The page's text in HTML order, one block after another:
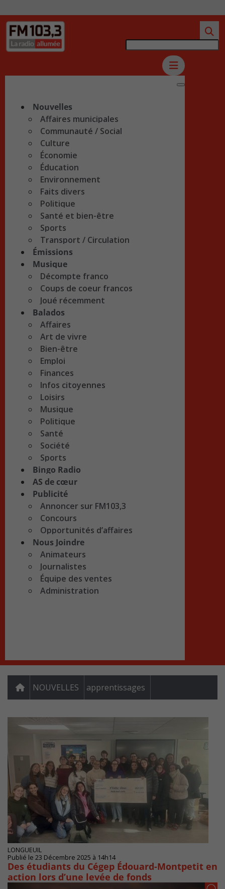
Nouvelles
Affaires municipales
Communauté / Social
Culture
Économie
Éducation
Environnement
Faits divers
Politique
Santé et bien-être
Sports
Transport / Circulation
Émissions
Musique
Décompte franco
Coups de coeur francos
Joué récemment
Balados
Affaires
Art de vivre
Bien-être
Emploi
Finances
Infos citoyennes
Loisirs
Musique
Politique
Santé
Société
Sports
Bingo Radio
AS de cœur
Publicité
Annoncer sur FM103,3
Concours
Opportunités d’affaires
Nous Joindre
Animateurs
Journalistes
Équipe des ventes
Administration
NOUVELLES apprentissages
LONGUEUIL
Publié le 23 Décembre 2025 à 14h14
Des étudiants du Cégep Édouard-Montpetit en
action lors d’une levée de fonds